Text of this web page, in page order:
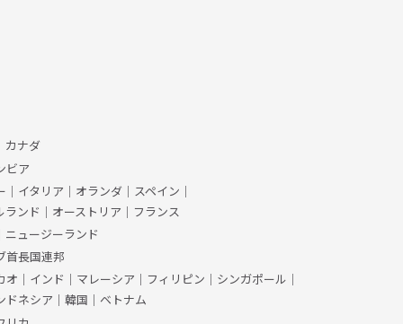
カナダ
ビア
｜ イタリア ｜ オランダ ｜ スペイン ｜
ランド ｜ オーストリア ｜ フランス
ニュージーランド
首長国連邦
オ ｜ インド ｜ マレーシア ｜ フィリピン ｜ シンガポール ｜
ドネシア ｜ 韓国 ｜ ベトナム